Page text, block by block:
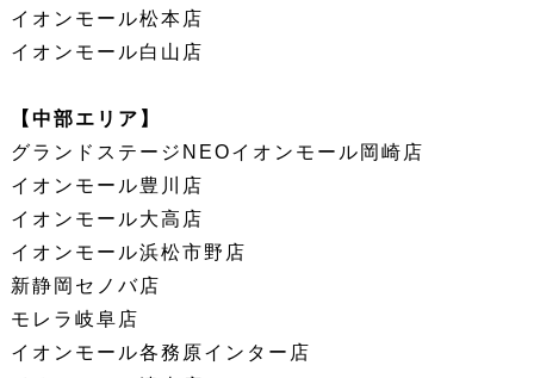
イオンモール松本店
イオンモール白山店
【中部エリア】
グランドステージNEOイオンモール岡崎店
イオンモール豊川店
イオンモール大高店
イオンモール浜松市野店
新静岡セノバ店
モレラ岐阜店
イオンモール各務原インター店